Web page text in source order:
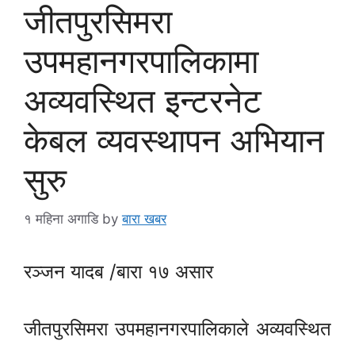
जीतपुरसिमरा
उपमहानगरपालिकामा
अव्यवस्थित इन्टरनेट
केबल व्यवस्थापन अभियान
सुरु
१ महिना अगाडि byबारा खबर
रञ्जन यादब /बारा १७ असार
जीतपुरसिमरा उपमहानगरपालिकाले अव्यवस्थित